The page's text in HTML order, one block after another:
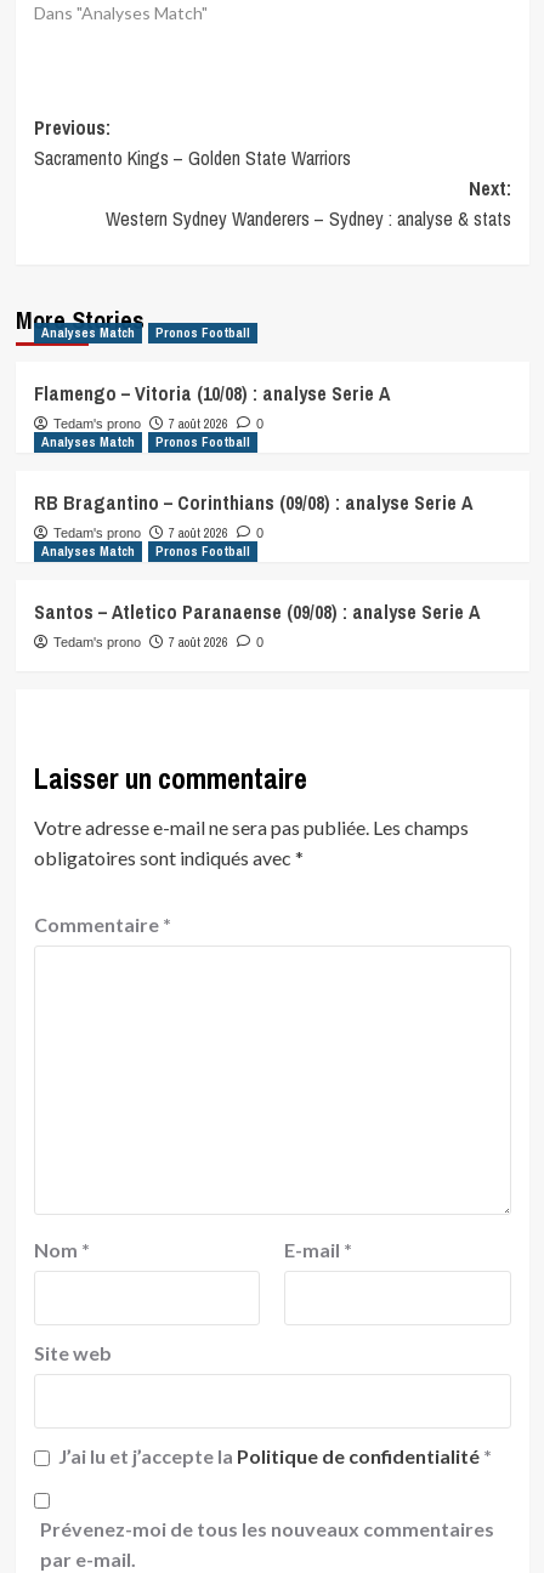
Dans "Analyses Match"
Post
navigation
Previous:
Sacramento Kings – Golden State Warriors
Next:
Western Sydney Wanderers – Sydney : analyse & stats
More Stories
Analyses Match Pronos Football
Flamengo – Vitoria (10/08) : analyse Serie A
Tedam's prono 7 août 2026 0
Analyses Match Pronos Football
RB Bragantino – Corinthians (09/08) : analyse Serie A
Tedam's prono 7 août 2026 0
Analyses Match Pronos Football
Santos – Atletico Paranaense (09/08) : analyse Serie A
Tedam's prono 7 août 2026 0
Laisser un commentaire
Votre adresse e-mail ne sera pas publiée. Les champs
obligatoires sont indiqués avec *
Commentaire *
Nom * E-mail *
Site web
J’ai lu et j’accepte la Politique de confidentialité *
Prévenez-moi de tous les nouveaux commentaires
par e-mail.